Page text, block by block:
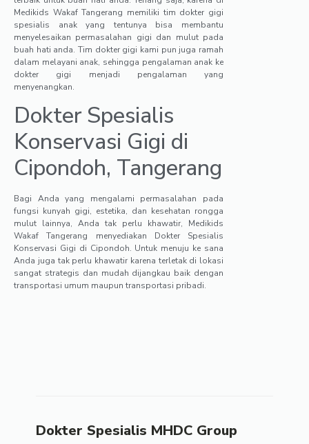
Medikids Wakaf Tangerang memiliki tim dokter gigi
spesialis anak yang tentunya bisa membantu
menyelesaikan permasalahan gigi dan mulut pada
buah hati anda. Tim dokter gigi kami pun juga ramah
dalam melayani anak, sehingga pengalaman anak ke
dokter gigi menjadi pengalaman yang
menyenangkan.
Dokter Spesialis
Konservasi Gigi di
Cipondoh, Tangerang
Bagi Anda yang mengalami permasalahan pada
fungsi kunyah gigi, estetika, dan kesehatan rongga
mulut lainnya, Anda tak perlu khawatir, Medikids
Wakaf Tangerang menyediakan Dokter Spesialis
Konservasi Gigi di Cipondoh. Untuk menuju ke sana
Anda juga tak perlu khawatir karena terletak di lokasi
sangat strategis dan mudah dijangkau baik dengan
transportasi umum maupun transportasi pribadi.
Dokter Spesialis MHDC Group